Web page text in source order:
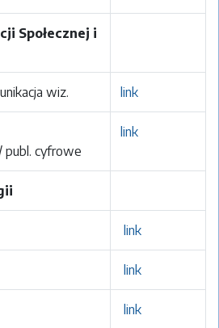
Społecznej i
wiz. link
cyfrowe
link
link
link
link